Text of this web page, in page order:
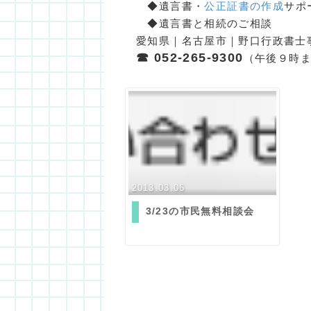
◆遺言書・公正証書の作成サポ
◆遺言書と相続のご相談
愛知県｜名古屋市｜野口行政書士
☎ 052-265-9300 （午後９時ま
2013.03.06
3/23の市民無料相談会